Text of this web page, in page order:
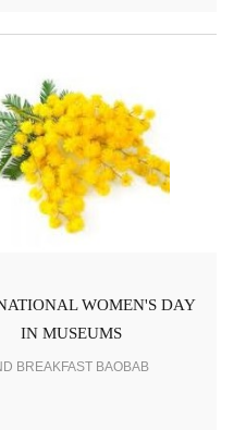
WOMEN'S DAY
IN MUSEUMS
BREAKFAST BAOBAB